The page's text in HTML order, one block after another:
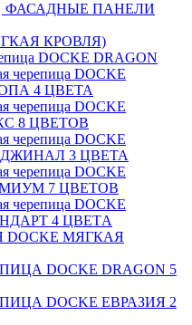
ФАСАДНЫЕ ПАНЕЛИ
КРОВЛЯ)
DOCKE DRAGON
черепица DOCKE
4 ЦВЕТА
черепица DOCKE
8 ЦВЕТОВ
черепица DOCKE
3 ЦВЕТА
черепица DOCKE
7 ЦВЕТОВ
черепица DOCKE
4 ЦВЕТA
МЯГКАЯ
DOCKE DRAGON 5
DOCKE ЕВРАЗИЯ 2